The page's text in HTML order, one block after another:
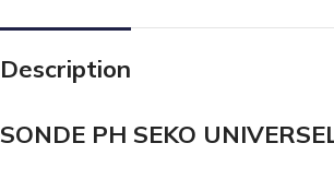
Description
SONDE PH SEKO